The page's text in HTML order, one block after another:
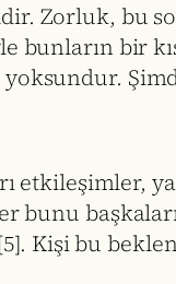
Zorluk, bu
bir
bunu
Kişi bu